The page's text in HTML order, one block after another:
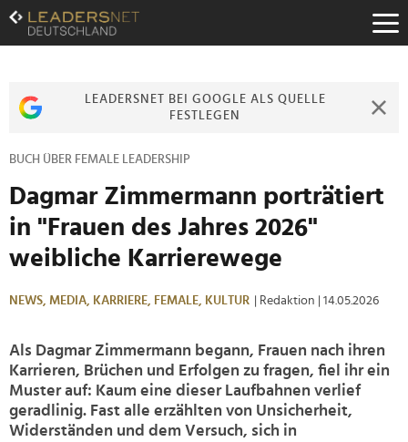
Zum
Inhalt
Zur
Zur
LEADERSNET BEI GOOGLE ALS QUELLE
FESTLEGEN
BUCH ÜBER FEMALE LEADERSHIP
Dagmar Zimmermann porträtiert
in "Frauen des Jahres 2026"
weibliche Karrierewege
NEWS, MEDIA, KARRIERE, FEMALE, KULTUR | Redaktion | 14.05.2026
Als Dagmar Zimmermann begann, Frauen nach ihren
Karrieren, Brüchen und Erfolgen zu fragen, fiel ihr ein
Muster auf: Kaum eine dieser Laufbahnen verlief
geradlinig. Fast alle erzählten von Unsicherheit,
Widerständen und dem Versuch, sich in